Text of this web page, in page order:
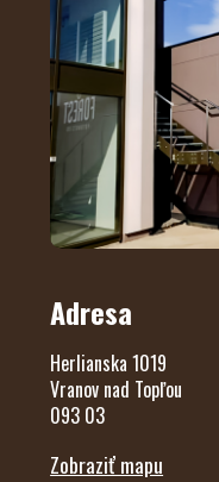
Adresa
Herlianska 1019
Vranov nad Topľou
093 03
Zobraziť mapu